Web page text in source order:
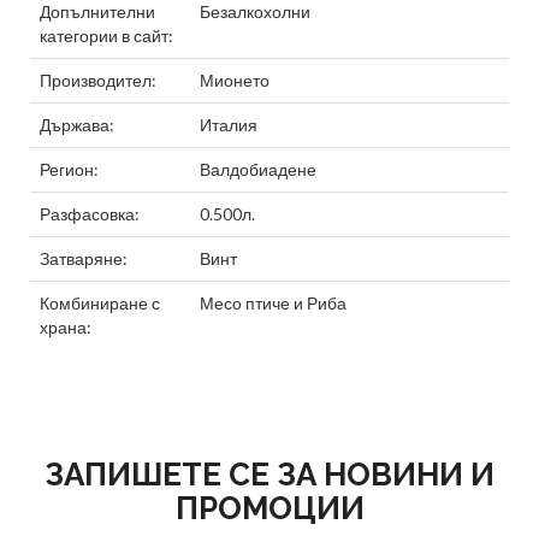
Допълнителни
категории в сайт:
Безалкохолни
Производител: Мионето
Държава: Италия
Регион: Валдобиадене
Разфасовка: 0.500л.
Затваряне: Винт
Комбиниране с
храна:
Месо птиче и Риба
ЗАПИШЕТЕ СЕ ЗА НОВИНИ И
ПРОМОЦИИ